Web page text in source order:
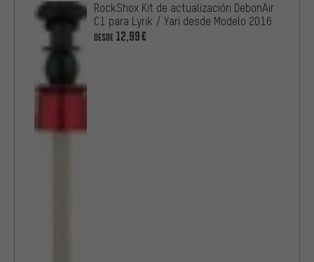
RockShox Kit de actualización DebonAir
C1 para Lyrik / Yari desde Modelo 2016
DESDE 12,99€